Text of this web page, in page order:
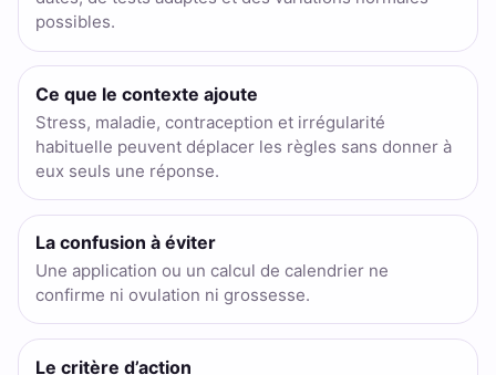
possibles.
Ce que le contexte ajoute
Stress, maladie, contraception et irrégularité
habituelle peuvent déplacer les règles sans donner à
eux seuls une réponse.
La confusion à éviter
Une application ou un calcul de calendrier ne
confirme ni ovulation ni grossesse.
Le critère d’action